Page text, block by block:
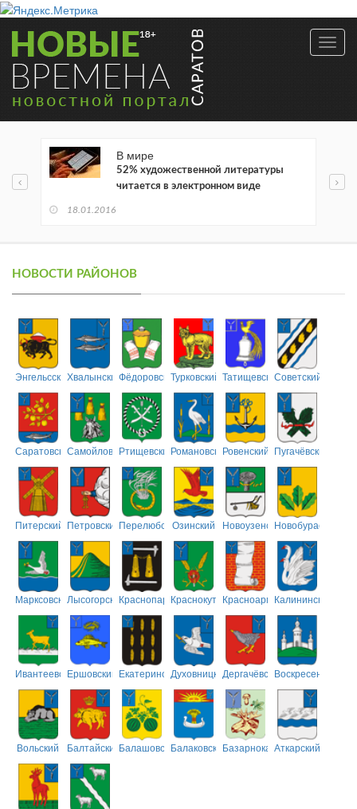
В мире
52% художественной литературы
читается в электронном виде
18.01.2016
НОВОСТИ РАЙОНОВ
ЭнгельсскийХвалынскийФёдоровскийТурковский ТатищевскийСоветский
СаратовскийСамойловскийРтищевскийРомановскийРовенский Пугачёвский
Питерский ПетровскийПерелюбскийОзинский НовоузенскийНовобурасский
МарксовскийЛысогорскийКраснопартизанский
КраснокутскийКрасноармейский
Калининский
ИвантеевскийЕршовский ЕкатериновскийДуховницкийДергачёвскийВоскресенский
Вольский БалтайскийБалашовскийБалаковскийБазарнокарабулакский
Аткарский